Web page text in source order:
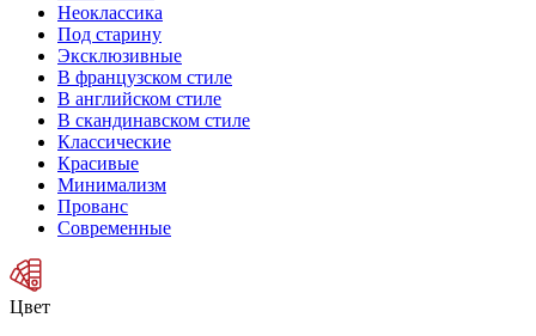
Неоклассика
Под старину
Эксклюзивные
В французском стиле
В английском стиле
В скандинавском стиле
Классические
Красивые
Минимализм
Прованс
Современные
Цвет